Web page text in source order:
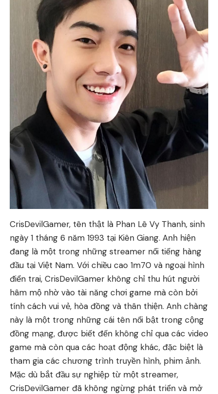
CrisDevilGamer, tên thật là Phan Lê Vy Thanh, sinh
ngày 1 tháng 6 năm 1993 tại Kiên Giang. Anh hiện
đang là một trong những streamer nổi tiếng hàng
đầu tại Việt Nam. Với chiều cao 1m70 và ngoại hình
điển trai, CrisDevilGamer không chỉ thu hút người
hâm mộ nhờ vào tài năng chơi game mà còn bởi
tính cách vui vẻ, hòa đồng và thân thiện. Anh chàng
này là một trong những cái tên nổi bật trong cộng
đồng mạng, được biết đến không chỉ qua các video
game mà còn qua các hoạt động khác, đặc biệt là
tham gia các chương trình truyền hình, phim ảnh.
Mặc dù bắt đầu sự nghiệp từ một streamer,
CrisDevilGamer đã không ngừng phát triển và mở